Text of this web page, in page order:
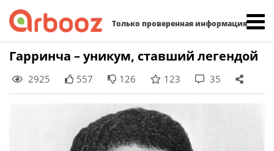
Только проверенная информация
Skip
content
Гарринча – уникум, ставший легендой
2925 557 126 123 35
Найти: